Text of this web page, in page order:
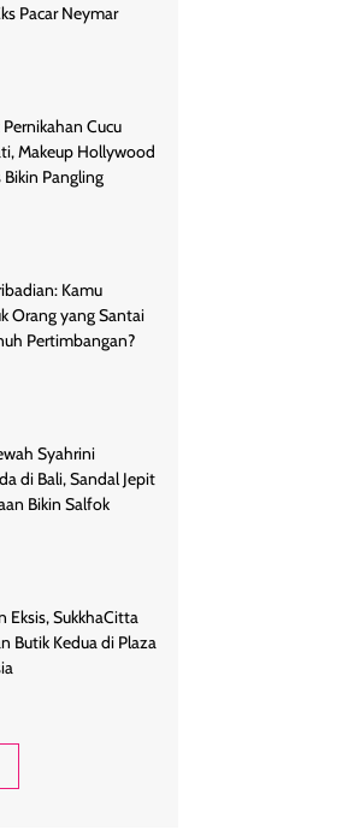
Pacar Neymar
Cucu
Makeup Hollywood
Bikin Pangling
Kamu
Orang yang Santai
Pertimbangan?
Syahrini
di Bali, Sandal Jepit
Bikin Salfok
Eksis, SukkhaCitta
Butik Kedua di Plaza